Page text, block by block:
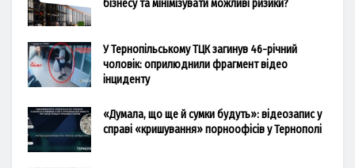
бізнесу та мінімізувати можливі ризики?
У Тернопільському ТЦК загинув 46-річний
чоловік: оприлюднили фрагмент відео
інциденту
«Думала, що ще й сумки будуть»: відеозапис у
справі «кришування» порноофісів у Тернополі